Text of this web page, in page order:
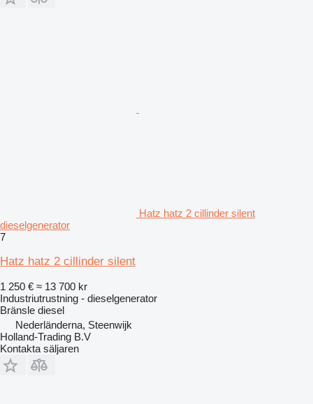
Hatz hatz 2 cillinder silent
dieselgenerator
7
Hatz hatz 2 cillinder silent
1 250 € ≈ 13 700 kr
Industriutrustning - dieselgenerator
Bränsle diesel
Nederländerna, Steenwijk
Holland-Trading B.V
Kontakta säljaren